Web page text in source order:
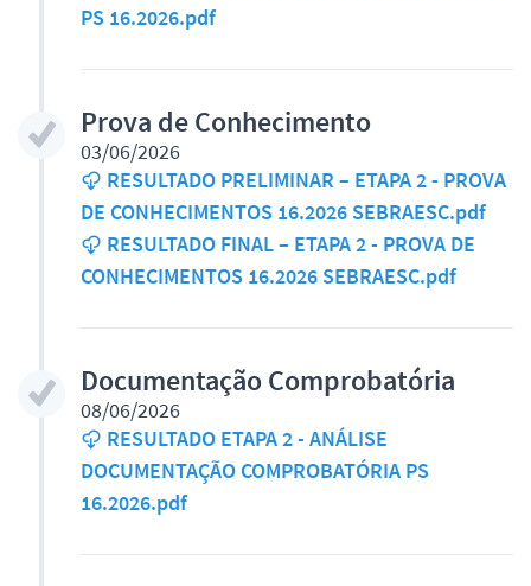
PS 16.2026.pdf
Prova de Conhecimento
03/06/2026
RESULTADO PRELIMINAR – ETAPA 2 - PROVA
DE CONHECIMENTOS 16.2026 SEBRAESC.pdf
RESULTADO FINAL – ETAPA 2 - PROVA DE
CONHECIMENTOS 16.2026 SEBRAESC.pdf
Documentação Comprobatória
08/06/2026
RESULTADO ETAPA 2 - ANÁLISE
DOCUMENTAÇÃO COMPROBATÓRIA PS
16.2026.pdf